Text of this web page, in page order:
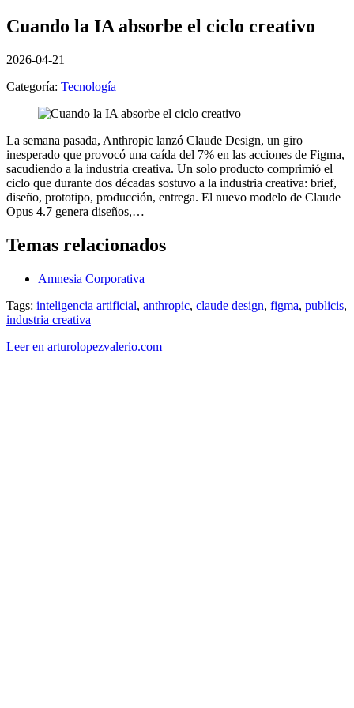
Cuando la IA absorbe el ciclo creativo
2026-04-21
Categoría: Tecnología
La semana pasada, Anthropic lanzó Claude Design, un giro
inesperado que provocó una caída del 7% en las acciones de Figma,
sacudiendo a la industria creativa. Un solo producto comprimió el
ciclo que durante dos décadas sostuvo a la industria creativa: brief,
diseño, prototipo, producción, entrega. El nuevo modelo de Claude
Opus 4.7 genera diseños,…
Temas relacionados
Amnesia Corporativa
Tags: inteligencia artificial, anthropic, claude design, figma, publicis,
industria creativa
Leer en arturolopezvalerio.com